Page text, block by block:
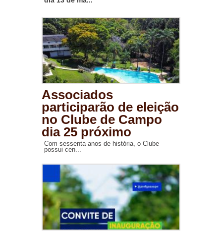
Associados
participarão de eleição
no Clube de Campo
dia 25 próximo
Com sessenta anos de história, o Clube
possui cen...